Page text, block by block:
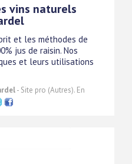
vins naturels
et les méthodes de
jus de raisin. Nos
et leurs utilisations
- Site pro (Autres). En